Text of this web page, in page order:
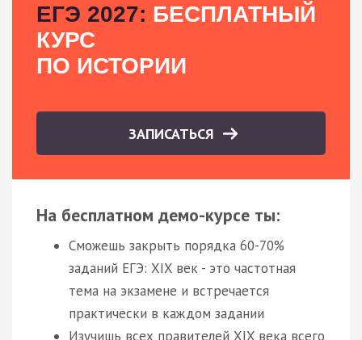
ЕГЭ 2027: БЕСПЛАТНЫЙ
КУРС
ПО ИСТОРИИ
ЗАПИСАТЬСЯ
На бесплатном демо-курсе ты:
Сможешь закрыть порядка 60-70%
заданий ЕГЭ: XIX век - это частотная
тема на экзамене и встречается
практически в каждом задании
Изучишь всех правителей XIX века всего